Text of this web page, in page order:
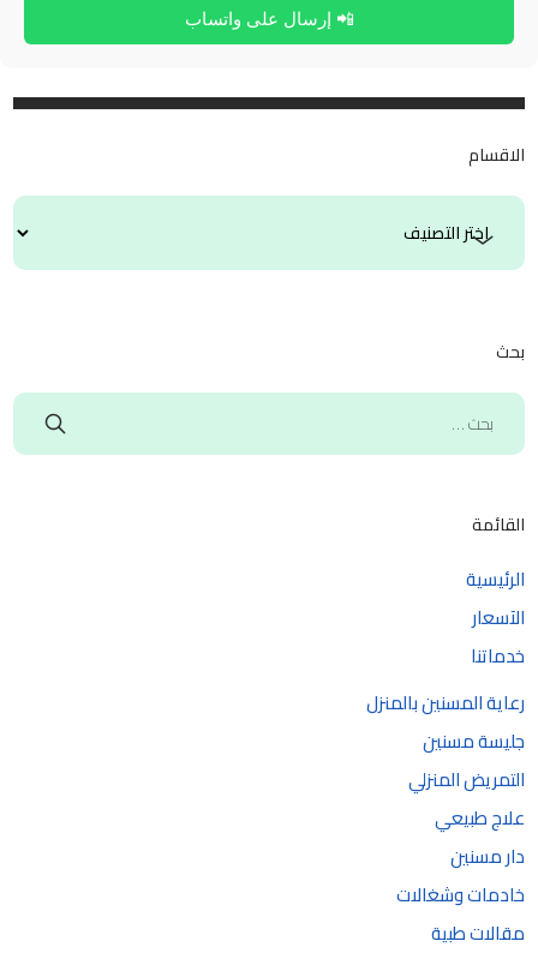
📲 إرسال على واتساب
الاقسام
بحث
القائمة
الرئيسية
الآسعار
خدماتنا
رعاية المسنين بالمنزل
جليسة مسنين
التمريض المنزلي
علاج طبيعي
دار مسنين
خادمات وشغالات
مقالات طبية